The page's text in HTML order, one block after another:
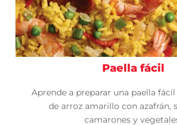
Paella fácil
Aprende a preparar una paella
de arroz amarillo con azafrán,
camarones y